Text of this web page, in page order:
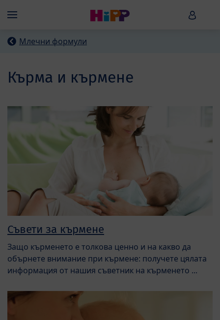
Menü HiPP
Млечни формули
Кърма и кърмене
Съвети за кърмене
Защо кърменето е толкова ценно и на какво да
обърнете внимание при кърмене: получете цялата
информация от нашия съветник на кърменето ...